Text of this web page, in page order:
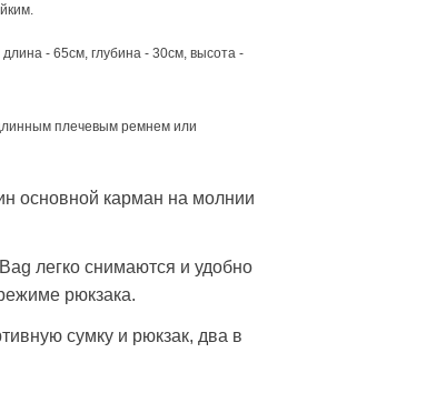
- 65см, глубина - 30см, высота -
плечевым ремнем или
основной карман на молнии
легко снимаются и удобно
рюкзака.
сумку и рюкзак, два в